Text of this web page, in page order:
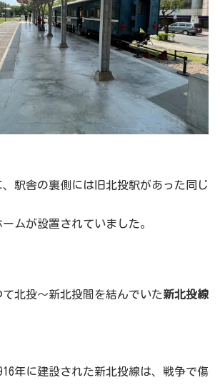
駅舎の裏側には旧北投駅があった同じ
ムが設置されていました。
北投〜新北投間を結んでいた新北投線
年に建設された新北投線は、戦争で傷